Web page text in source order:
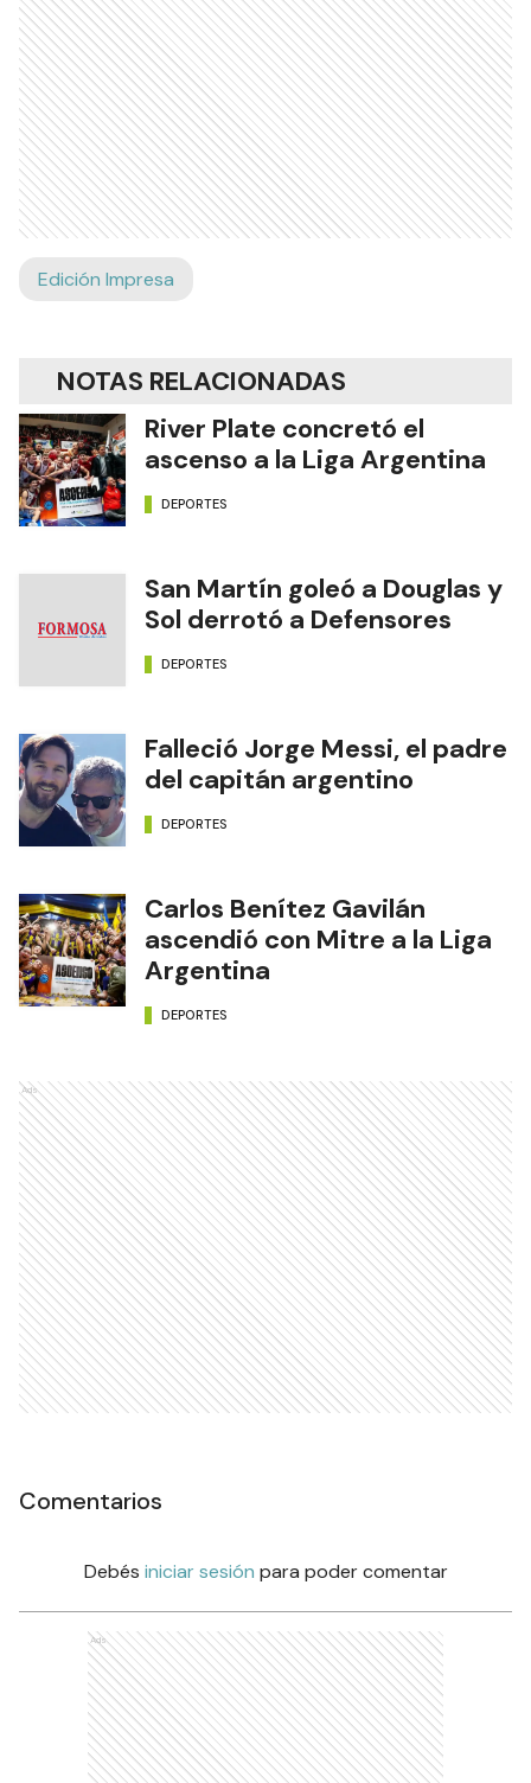
Edición Impresa
NOTAS RELACIONADAS
River Plate concretó el
ascenso a la Liga Argentina
DEPORTES
San Martín goleó a Douglas y
Sol derrotó a Defensores
DEPORTES
Falleció Jorge Messi, el padre
del capitán argentino
DEPORTES
Carlos Benítez Gavilán
ascendió con Mitre a la Liga
Argentina
DEPORTES
Ads
Comentarios
Debés iniciar sesión para poder comentar
Ads